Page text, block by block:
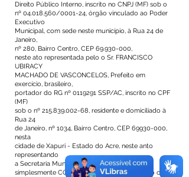
Direito Público Interno, inscrito no CNPJ (MF) sob o
nº 04.018.560/0001-24, órgão vinculado ao Poder
Executivo
Municipal, com sede neste município, à Rua 24 de
Janeiro,
nº 280, Bairro Centro, CEP 69.930-000,
neste ato representada pelo o Sr. FRANCISCO
UBIRACY
MACHADO DE VASCONCELOS, Prefeito em
exercício, brasileiro,
portador do RG nº 0119291 SSP/AC, inscrito no CPF
(MF)
sob o nº 215.839.002-68, residente e domiciliado à
Rua 24
de Janeiro, nº 1034, Bairro Centro, CEP 69930-000,
nesta
cidade de Xapuri - Estado do Acre, neste anto
representando
a Secretaria Municipal de Saúde, denominado
simplesmente CONTRATANTE, e de outro lado o SR.